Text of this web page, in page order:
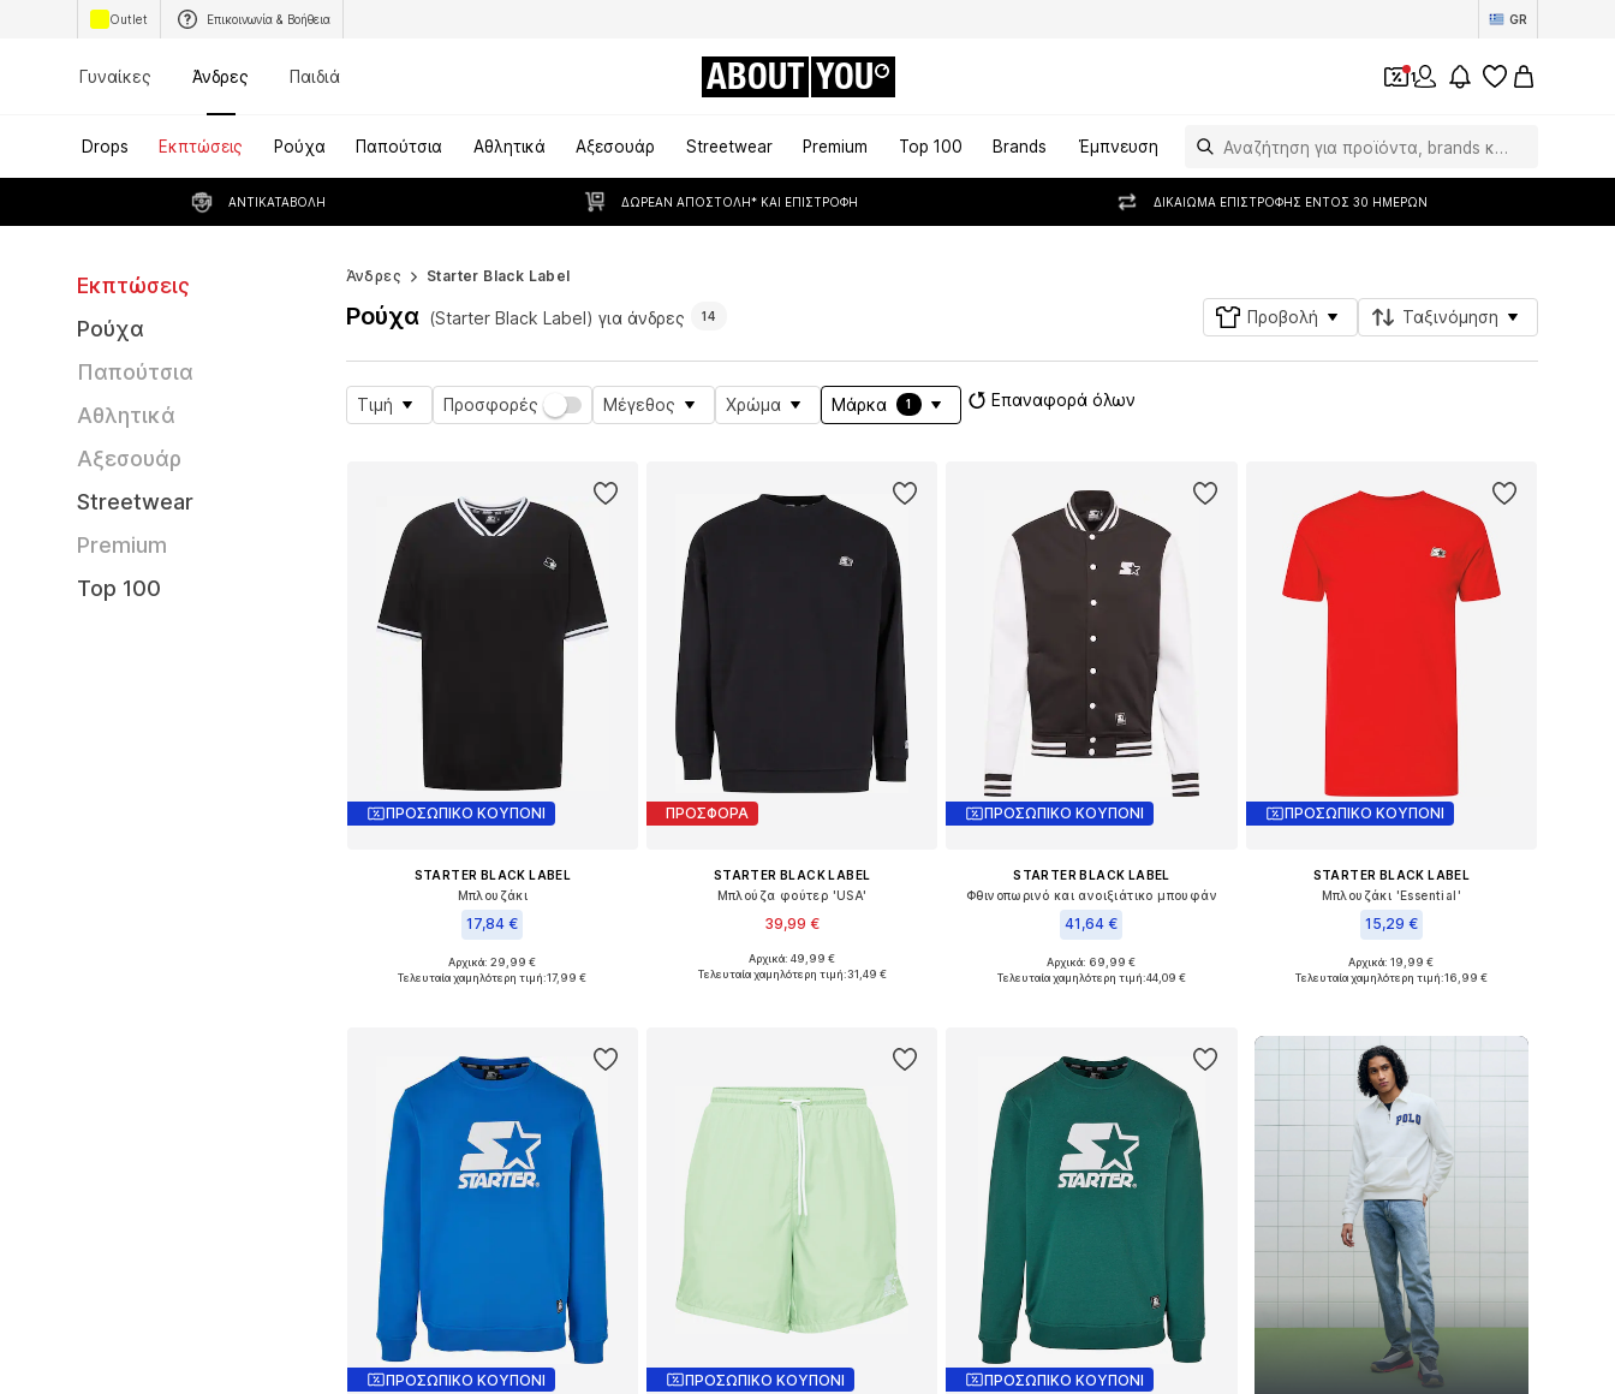
Outlet Επικοινωνία & Βοήθεια GR
Γυναίκες Άνδρες Παιδιά ABOUT YOU 1
Drops Εκπτώσεις Ρούχα Παπούτσια Αθλητικά Αξεσουάρ Streetwear Premium Top 100 Brands Έμπνευση
ΑΝΤΙΚΑΤΑΒΟΛΉ ΔΩΡΕΆΝ ΑΠΟΣΤΟΛΉ* ΚΑΙ ΕΠΙΣΤΡΟΦΉ ΔΙΚΑΊΩΜΑ ΕΠΙΣΤΡΟΦΉΣ ΕΝΤΌΣ 30 ΗΜΕΡΏΝ
Εκπτώσεις
Ρούχα
Παπούτσια
Αθλητικά
Αξεσουάρ
Streetwear
Premium
Top 100
Άνδρες Starter Black Label
Ρούχα (Starter Black Label) για άνδρες 14 Προβολή Ταξινόμηση
Τιμή Προσφορές Μέγεθος Χρώμα Μάρκα 1 Επαναφορά όλων
ΠΡΟΣΩΠΙΚΟ ΚΟΥΠΟΝΙ
STARTER BLACK LABEL
Μπλουζάκι
17,84 €
Διαθέσιμα μεγέθη: L
Αρχικά: 29,99 €
Τελευταία χαμηλότερη τιμή:17,99 €
ΠΡΟΣΦΟΡΑ
STARTER BLACK LABEL
Μπλούζα φούτερ 'USA'
39,99 €
Διαθέσιμα μεγέθη: L
Αρχικά: 49,99 €
Τελευταία χαμηλότερη τιμή:31,49 €
ΠΡΟΣΩΠΙΚΟ ΚΟΥΠΟΝΙ
STARTER BLACK LABEL
Φθινοπωρινό και ανοιξιάτικο μπουφάν
41,64 €
Διαθέσιμα μεγέθη: L
Αρχικά: 69,99 €
Τελευταία χαμηλότερη τιμή:44,09 €
ΠΡΟΣΩΠΙΚΟ ΚΟΥΠΟΝΙ
STARTER BLACK LABEL
Μπλουζάκι 'Essential'
15,29 €
Διαθέσιμα μεγέθη: S
Αρχικά: 19,99 €
Τελευταία χαμηλότερη τιμή:16,99 €
ΠΡΟΣΩΠΙΚΟ ΚΟΥΠΟΝΙ ΠΡΟΣΩΠΙΚΟ ΚΟΥΠΟΝΙ ΠΡΟΣΩΠΙΚΟ ΚΟΥΠΟΝΙ